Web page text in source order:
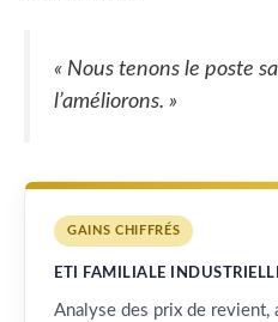
« Nous tenons le poste
l’améliorons. »
GAINS CHIFFRÉS
ETI FAMILIALE
Analyse des prix de revient,